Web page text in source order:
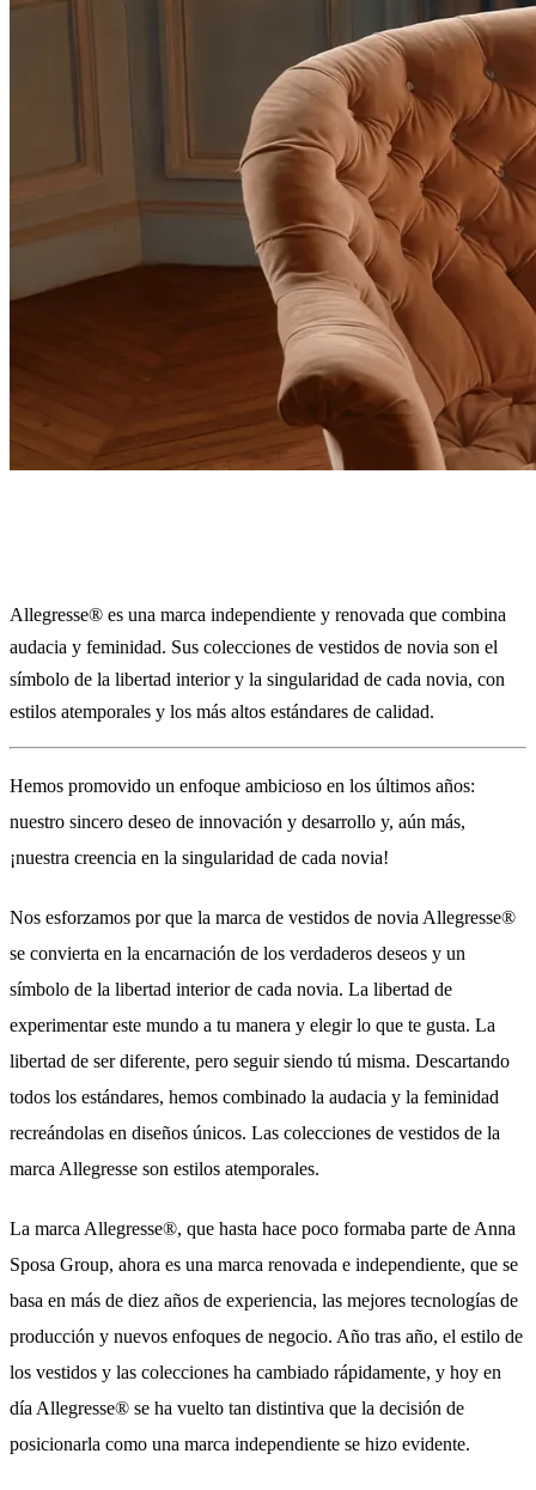
Allegresse® es una marca independiente y renovada que combina
audacia y feminidad. Sus colecciones de vestidos de novia son el
símbolo de la libertad interior y la singularidad de cada novia, con
estilos atemporales y los más altos estándares de calidad.
Hemos promovido un enfoque ambicioso en los últimos años:
nuestro sincero deseo de innovación y desarrollo y, aún más,
¡nuestra creencia en la singularidad de cada novia!
Nos esforzamos por que la marca de vestidos de novia Allegresse®
se convierta en la encarnación de los verdaderos deseos y un
símbolo de la libertad interior de cada novia. La libertad de
experimentar este mundo a tu manera y elegir lo que te gusta. La
libertad de ser diferente, pero seguir siendo tú misma. Descartando
todos los estándares, hemos combinado la audacia y la feminidad
recreándolas en diseños únicos. Las colecciones de vestidos de la
marca Allegresse son estilos atemporales.
La marca Allegresse®, que hasta hace poco formaba parte de Anna
Sposa Group, ahora es una marca renovada e independiente, que se
basa en más de diez años de experiencia, las mejores tecnologías de
producción y nuevos enfoques de negocio. Año tras año, el estilo de
los vestidos y las colecciones ha cambiado rápidamente, y hoy en
día Allegresse® se ha vuelto tan distintiva que la decisión de
posicionarla como una marca independiente se hizo evidente.